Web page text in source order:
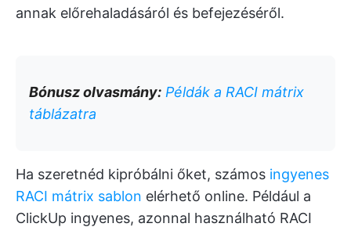
annak előrehaladásáról és befejezéséről.
Bónusz olvasmány: Példák a RACI mátrix
táblázatra
Ha szeretnéd kipróbálni őket, számos ingyenes
RACI mátrix sablon elérhető online. Például a
ClickUp ingyenes, azonnal használható RACI